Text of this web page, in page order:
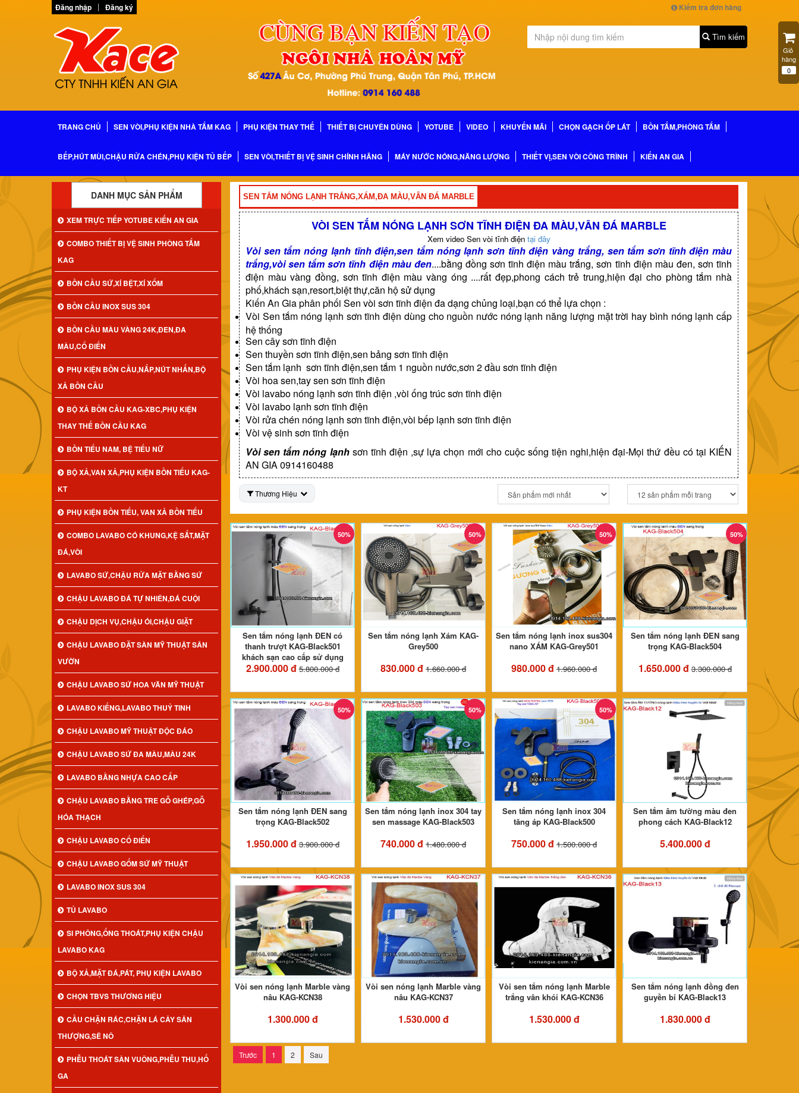
Đăng nhập Đăng ký Kiểm tra đơn hàng
Tìm kiếm
TRANG CHỦ SEN VÒI,PHỤ KIỆN NHÀ TẮM KAG PHỤ KIỆN THAY THẾ THIẾT BỊ CHUYÊN DÙNG YOTUBE VIDEO KHUYẾN MÃI CHỌN GẠCH ỐP LÁT BỒN TẮM,PHÒNG TẮM
BẾP,HÚT MÙI,CHẬU RỬA CHÉN,PHỤ KIỆN TỦ BẾP SEN VÒI,THIẾT BỊ VỆ SINH CHÍNH HÃNG MÁY NƯỚC NÓNG,NĂNG LƯỢNG THIẾT VỊ,SEN VÒI CÔNG TRÌNH KIẾN AN GIA
DANH MỤC SẢN PHẨM
XEM TRỰC TIẾP YOTUBE KIẾN AN GIA
COMBO THIẾT BỊ VỆ SINH PHÒNG TẮM
KAG
BỒN CẦU SỨ,XÍ BỆT,XÍ XỔM
BỒN CẦU INOX SUS 304
BỒN CẦU MÀU VÀNG 24K,ĐEN,ĐA
MÀU,CỔ ĐIỂN
PHỤ KIỆN BỒN CẦU,NẮP,NÚT NHẤN,BỘ
XẢ BỒN CẦU
BỘ XẢ BỒN CẦU KAG-XBC,PHỤ KIỆN
THAY THẾ BỒN CẦU KAG
BỒN TIỂU NAM, BỆ TIỂU NỮ
BỘ XẢ,VAN XẢ,PHỤ KIỆN BỒN TIỂU KAG-
KT
PHỤ KIỆN BỒN TIỂU, VAN XẢ BỒN TIỂU
COMBO LAVABO CÓ KHUNG,KỆ SẮT,MẶT
ĐÁ,VÒI
LAVABO SỨ,CHẬU RỬA MẶT BẰNG SỨ
CHẬU LAVABO ĐÁ TỰ NHIÊN,ĐÁ CUỘI
CHẬU DỊCH VỤ,CHẬU ÓI,CHẬU GIẶT
CHẬU LAVABO ĐẶT SÀN MỸ THUẬT SÂN
VƯỜN
CHẬU LAVABO SỨ HOA VĂN MỸ THUẬT
LAVABO KIẾNG,LAVABO THUỶ TINH
CHẬU LAVABO MỸ THUẬT ĐỘC ĐÁO
CHẬU LAVABO SỨ ĐA MÀU,MÀU 24K
LAVABO BẰNG NHỰA CAO CẤP
CHẬU LAVABO BẰNG TRE GỖ GHÉP,GỖ
HÓA THẠCH
CHẬU LAVABO CỔ ĐIỂN
CHẬU LAVABO GỐM SỨ MỸ THUẬT
LAVABO INOX SUS 304
TỦ LAVABO
SI PHÔNG,ỐNG THOÁT,PHỤ KIỆN CHẬU
LAVABO KAG
BỘ XẢ,MẶT ĐÁ,PÁT, PHỤ KIỆN LAVABO
CHỌN TBVS THƯƠNG HIỆU
CẦU CHẶN RÁC,CHẶN LÁ CÂY SÂN
THƯỢNG,SÊ NÔ
PHỄU THOÁT SÀN VUÔNG,PHỄU THU,HỐ
GA
SEN TẮM NÓNG LẠNH TRẮNG,XÁM,ĐA MÀU,VÂN ĐÁ MARBLE
VÒI SEN TẮM NÓNG LẠNH SƠN TĨNH ĐIỆN ĐA MÀU,VÂN ĐÁ MARBLE
Xem video Sen vòi tĩnh điệntại đây
Vòi sen tắm nóng lạnh tĩnh điện,sen tắm nóng lạnh sơn tĩnh điện vàng trắng, sen tắm sơn tĩnh điện màu
trắng,vòi sen tắm sơn tĩnh điện màu đen....bằng đồng sơn tĩnh điện màu trắng, sơn tĩnh điện màu đen, sơn tĩnh
điện màu vàng đồng, sơn tĩnh điện màu vàng óng ....rất đẹp,phong cách trẻ trung,hiện đại cho phòng tắm nhà
phố,khách sạn,resort,biệt thự,căn hộ sử dụng
Kiến An Gia phân phối Sen vòi sơn tĩnh điện đa dạng chủng loại,bạn có thể lựa chọn :
Vòi Sen tắm nóng lạnh sơn tĩnh điện dùng cho nguồn nước nóng lạnh năng lượng mặt trời hay bình nóng lạnh cấp
hệ thống
Sen cây sơn tĩnh điện
Sen thuyền sơn tĩnh điện,sen bảng sơn tĩnh điện
Sen tắm lạnh sơn tĩnh điện,sen tắm 1 nguồn nước,sơn 2 đầu sơn tĩnh điện
Vòi hoa sen,tay sen sơn tĩnh điện
Vòi lavabo nóng lạnh sơn tĩnh điện ,vòi ống trúc sơn tĩnh điện
Vòi lavabo lạnh sơn tĩnh điện
Vòi rửa chén nóng lạnh sơn tĩnh điện,vòi bếp lạnh sơn tĩnh điện
Vòi vệ sinh sơn tĩnh điện
Vòi sen tắm nóng lạnh sơn tĩnh điện ,sự lựa chọn mới cho cuộc sống tiện nghi,hiện đại-Mọi thứ đều có tại KIẾN
AN GIA 0914160488
Thương Hiệu
50%
Sen tắm nóng lạnh ĐEN có
thanh trượt KAG-Black501
khách sạn cao cấp sử dụng
2.900.000 đ 5.800.000 đ
50%
Sen tắm nóng lạnh Xám KAG-
Grey500
830.000 đ 1.660.000 đ
50%
Sen tắm nóng lạnh inox sus304
nano XÁM KAG-Grey501
980.000 đ 1.960.000 đ
50%
Sen tắm nóng lạnh ĐEN sang
trọng KAG-Black504
1.650.000 đ 3.300.000 đ
50%
Sen tắm nóng lạnh ĐEN sang
trọng KAG-Black502
1.950.000 đ 3.900.000 đ
50%
Sen tắm nóng lạnh inox 304 tay
sen massage KAG-Black503
740.000 đ 1.480.000 đ
50%
Sen tắm nóng lạnh inox 304
tăng áp KAG-Black500
750.000 đ 1.500.000 đ
Sen tắm âm tường màu đen
phong cách KAG-Black12
5.400.000 đ
Vòi sen nóng lạnh Marble vàng
nâu KAG-KCN38
1.300.000 đ
Vòi sen nóng lạnh Marble vàng
nâu KAG-KCN37
1.530.000 đ
Vòi sen tắm nóng lạnh Marble
trắng vân khói KAG-KCN36
1.530.000 đ
Sen tắm nóng lạnh đồng đen
guyền bí KAG-Black13
1.830.000 đ
Trước 1 2 Sau
Giỏ
hàng
0